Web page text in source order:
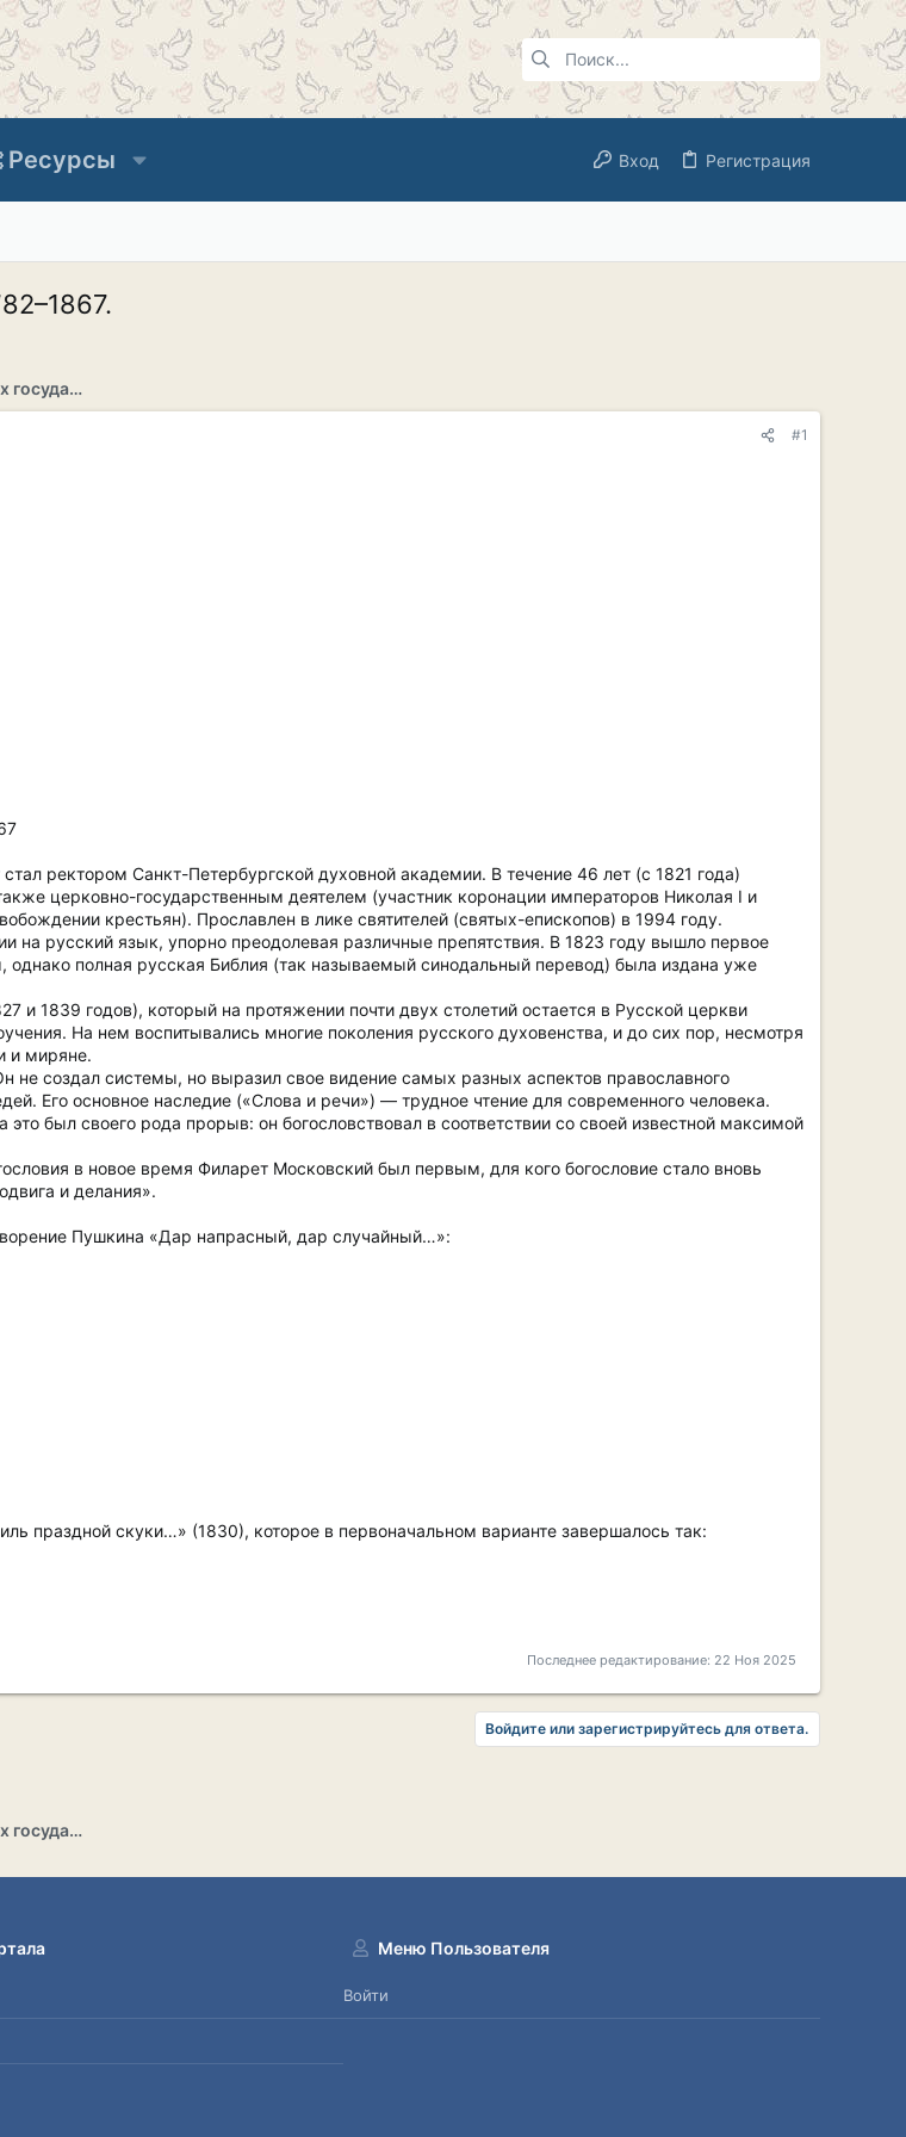
Ресурсы Вход Регистрация
Раздел саморазвития в основах государственности
#1
ректором Санкт-Петербургской духовной академии. В течение 46 лет (с 1821 года)
церковно-государственным деятелем (участник коронации императоров Николая I и
крестьян). Прославлен в лике святителей (святых-епископов) в 1994 году.
на русский язык, упорно преодолевая различные препятствия. В 1823 году вышло первое
однако полная русская Библия (так называемый синодальный перевод) была издана уже
и 1839 годов), который на протяжении почти двух столетий остается в Русской церкви
На нем воспитывались многие поколения русского духовенства, и до сих пор, несмотря
и миряне.
создал системы, но выразил свое видение самых разных аспектов православного
Его основное наследие («Слова и речи») — трудное чтение для современного человека.
был своего рода прорыв: он богословствовал в соответствии со своей известной максимой
в новое время Филарет Московский был первым, для кого богословие стало вновь
и делания».
Пушкина «Дар напрасный, дар случайный…»:
праздной скуки…» (1830), которое в первоначальном варианте завершалось так:
Последнее редактирование: 22 Ноя 2025
Войдите или зарегистрируйтесь для ответа.
Раздел саморазвития в основах государственности
Меню Пользователя
Войти